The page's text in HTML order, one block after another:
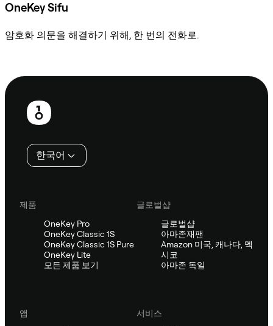
OneKey Sifu
암호화 의문을 해결하기 위해, 한 번의 전화로.
보
한국어
제품
OneKey Pro
OneKey Classic 1S
OneKey Classic 1S Pure
OneKey Lite
모든 제품 보기
글로벌샵
글로벌샵
아마존재팬
Amazon 미국, 캐나다, 멕
시코
아마존 독일
앱
서비스